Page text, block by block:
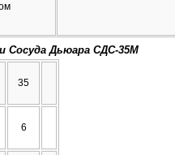
Сосуда Дьюара СДС-35М
35
6